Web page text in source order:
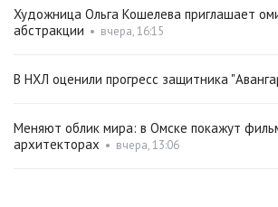
Художница Ольга Кошелева приглашает
абстракции • вчера, 16:15
В НХЛ оценили прогресс защитника
Меняют облик мира: в Омске покажут
архитекторах • вчера, 13:06